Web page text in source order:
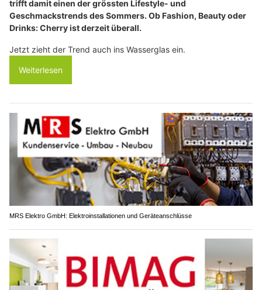
trifft damit einen der grössten Lifestyle- und
Geschmackstrends des Sommers. Ob Fashion, Beauty oder
Drinks: Cherry ist derzeit überall.
Jetzt zieht der Trend auch ins Wasserglas ein.
Weiterlesen
MRS Elektro GmbH: Elektroinstallationen und Geräteanschlüsse